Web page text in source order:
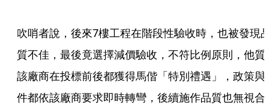
吹哨者說，後來7樓工程在階段性驗收時，也被發現
質不佳，最後竟選擇減價驗收，不符比例原則，他質
該廠商在投標前後都獲得馬偕「特別禮遇」，政策與
件都依該廠商要求即時轉彎，後續施作品質也無視合